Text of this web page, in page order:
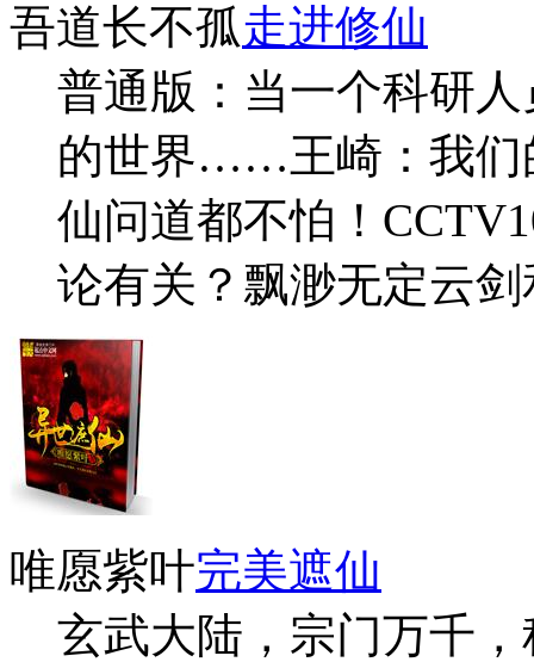
吾道长不孤走进修仙
普通版：当一个科研
的世界……王崎：我
仙问道都不怕！
论有关？飘渺无定云
唯愿紫叶完美遮仙
玄武大陆，宗门万千